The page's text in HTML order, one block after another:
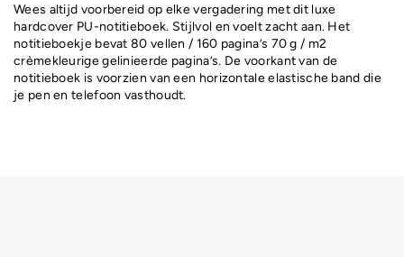
Wees altijd voorbereid op elke vergadering met dit luxe
hardcover PU-notitieboek. Stijlvol en voelt zacht aan. Het
notitieboekje bevat 80 vellen / 160 pagina’s 70 g / m2
crèmekleurige gelinieerde pagina’s. De voorkant van de
notitieboek is voorzien van een horizontale elastische band die
je pen en telefoon vasthoudt.